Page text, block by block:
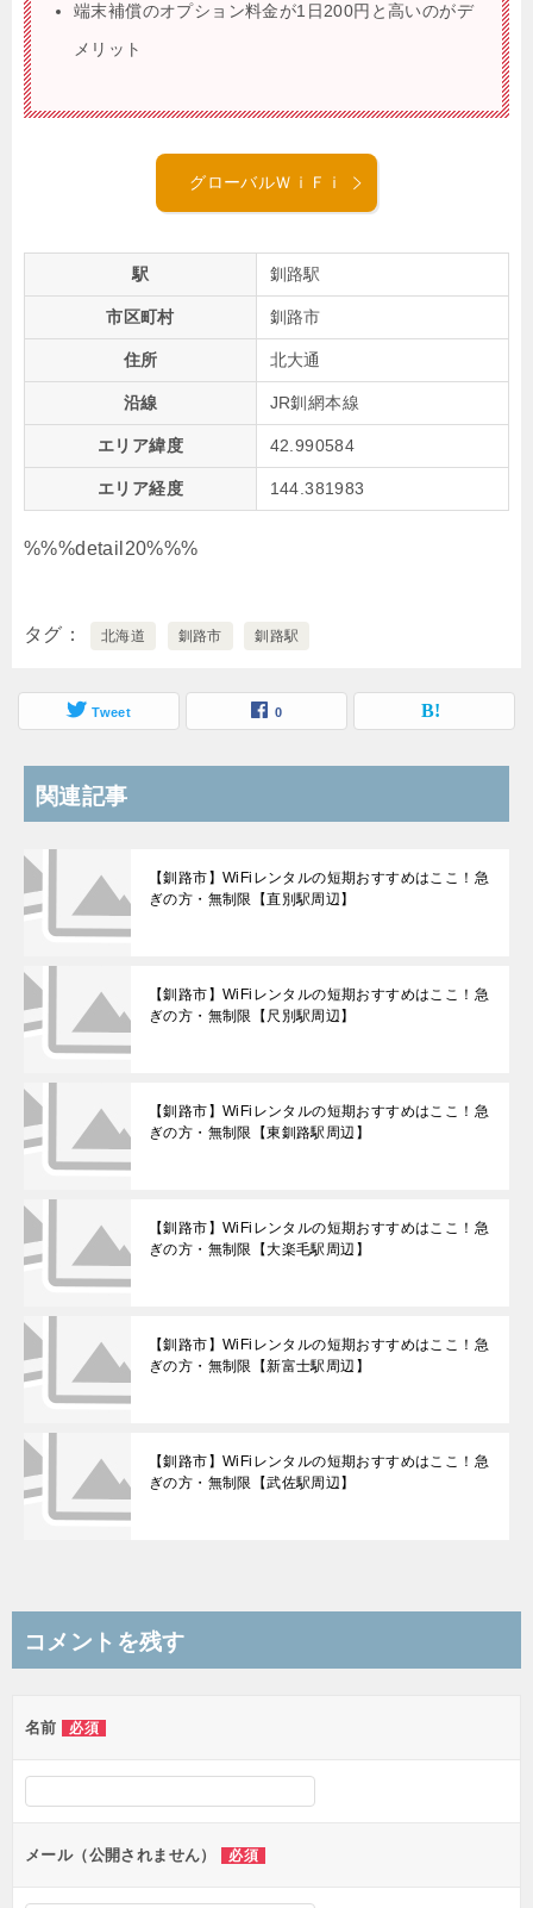
端末補償のオプション料金が1日200円と高いのがデ
メリット
グローバルＷｉＦｉ
駅 釧路駅
市区町村 釧路市
住所 北大通
沿線 JR釧網本線
エリア緯度 42.990584
エリア経度 144.381983
%%%detail20%%%
タグ 北海道 釧路市 釧路駅
Tweet 0
関連記事
【釧路市】WiFiレンタルの短期おすすめはここ！急
ぎの方・無制限【直別駅周辺】
【釧路市】WiFiレンタルの短期おすすめはここ！急
ぎの方・無制限【尺別駅周辺】
【釧路市】WiFiレンタルの短期おすすめはここ！急
ぎの方・無制限【東釧路駅周辺】
【釧路市】WiFiレンタルの短期おすすめはここ！急
ぎの方・無制限【大楽毛駅周辺】
【釧路市】WiFiレンタルの短期おすすめはここ！急
ぎの方・無制限【新富士駅周辺】
【釧路市】WiFiレンタルの短期おすすめはここ！急
ぎの方・無制限【武佐駅周辺】
コメントを残す
名前 必須
メール（公開されません） 必須